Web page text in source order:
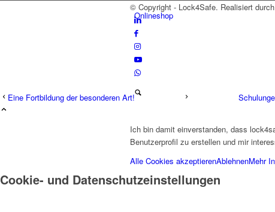
Onlineshop
© Copyright - Lock4Safe. Realisiert durch
Eine Fortbildung der besonderen Art!
Ich bin damit einverstanden, dass
Benutzerprofil zu erstellen und mir
Alle Cookies akzeptierenAblehnenMehr
Cookie- und Datenschutzeinstellungen